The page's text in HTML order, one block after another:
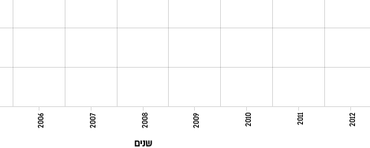
2006 2007 2008 2009 2010 2011 2012
שנים